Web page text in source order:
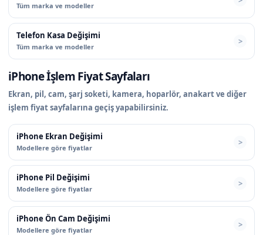
Tüm marka ve modeller
Telefon Kasa Değişimi
Tüm marka ve modeller
iPhone İşlem Fiyat Sayfaları
Ekran, pil, cam, şarj soketi, kamera, hoparlör, anakart ve diğer
işlem fiyat sayfalarına geçiş yapabilirsiniz.
iPhone Ekran Değişimi
Modellere göre fiyatlar
iPhone Pil Değişimi
Modellere göre fiyatlar
iPhone Ön Cam Değişimi
Modellere göre fiyatlar